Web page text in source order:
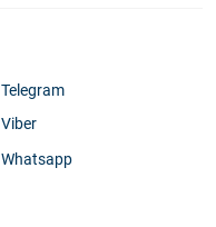
Telegram
Viber
Whatsapp